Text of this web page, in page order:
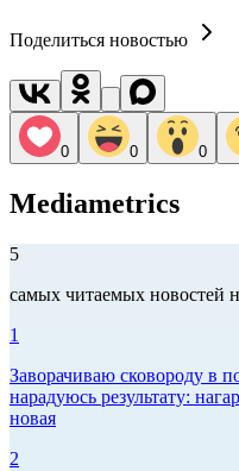
Поделиться новостью
0 0 0
Mediametrics
5
самых читаемых новостей
1
Заворачиваю сковороду в
нарадуюсь результату:
новая
2